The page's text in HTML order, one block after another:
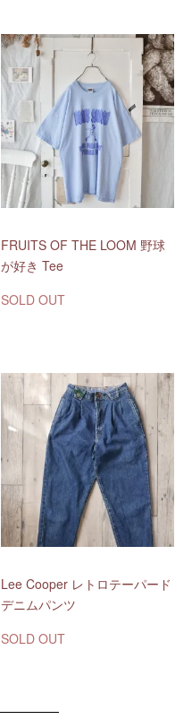
FRUITS OF THE LOOM 野球
が好き Tee
SOLD OUT
Lee Cooper レトロテーパード
デニムパンツ
SOLD OUT